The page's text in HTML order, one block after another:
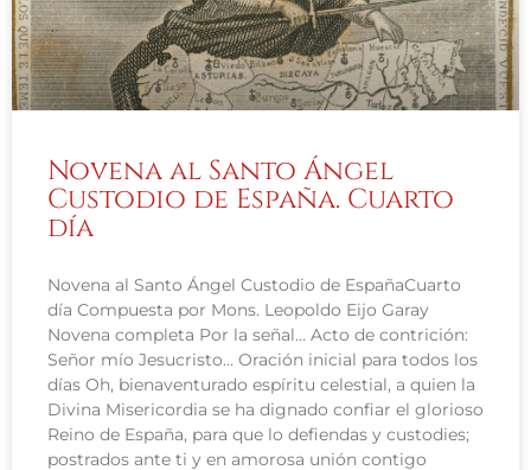
Novena al Santo Ángel
Custodio de España. Cuarto
día
Novena al Santo Ángel Custodio de EspañaCuarto
día Compuesta por Mons. Leopoldo Eijo Garay
Novena completa Por la señal… Acto de contrición:
Señor mío Jesucristo… Oración inicial para todos los
días Oh, bienaventurado espíritu celestial, a quien la
Divina Misericordia se ha dignado confiar el glorioso
Reino de España, para que lo defiendas y custodies;
postrados ante ti y en amorosa unión contigo